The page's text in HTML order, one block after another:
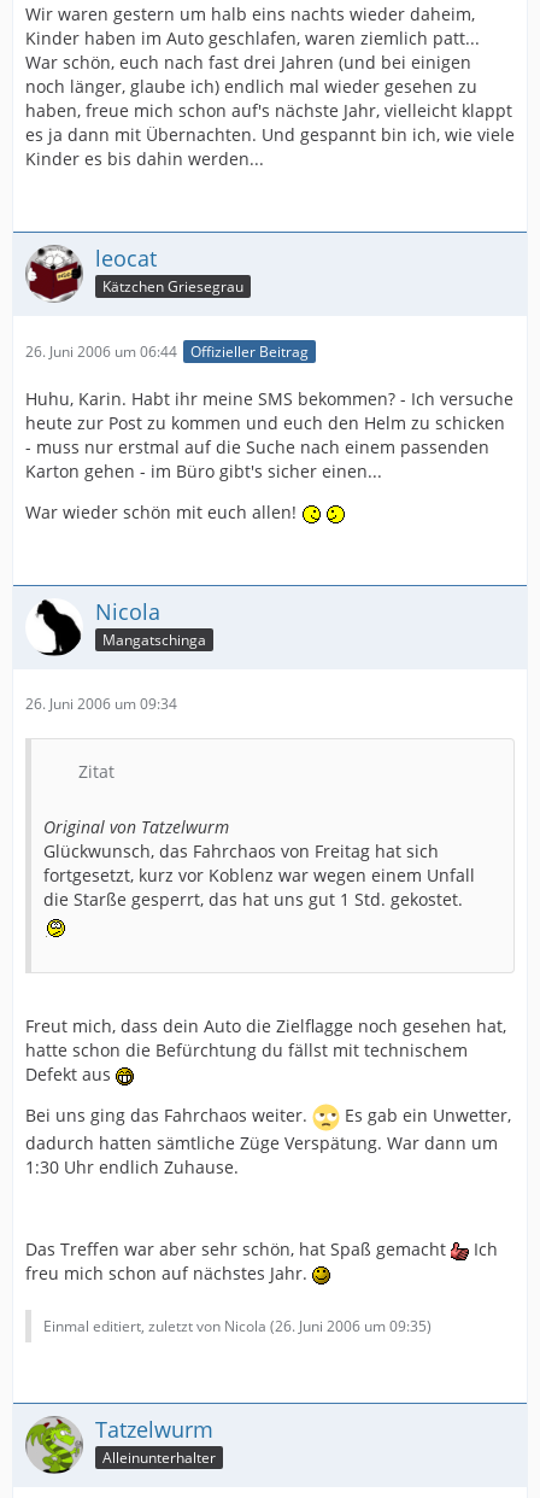
Wir waren gestern um halb eins nachts wieder daheim,
Kinder haben im Auto geschlafen, waren ziemlich patt...
War schön, euch nach fast drei Jahren (und bei einigen
noch länger, glaube ich) endlich mal wieder gesehen zu
haben, freue mich schon auf's nächste Jahr, vielleicht klappt
es ja dann mit Übernachten. Und gespannt bin ich, wie viele
Kinder es bis dahin werden...
leocat
Kätzchen Griesegrau
26. Juni 2006 um 06:44 Offizieller Beitrag
Huhu, Karin. Habt ihr meine SMS bekommen? - Ich versuche
heute zur Post zu kommen und euch den Helm zu schicken
- muss nur erstmal auf die Suche nach einem passenden
Karton gehen - im Büro gibt's sicher einen...
War wieder schön mit euch allen!
Nicola
Mangatschinga
26. Juni 2006 um 09:34
Zitat
Original von Tatzelwurm
Glückwunsch, das Fahrchaos von Freitag hat sich
fortgesetzt, kurz vor Koblenz war wegen einem Unfall
die Starße gesperrt, das hat uns gut 1 Std. gekostet.
Freut mich, dass dein Auto die Zielflagge noch gesehen hat,
hatte schon die Befürchtung du fällst mit technischem
Defekt aus
Bei uns ging das Fahrchaos weiter.
Es gab ein Unwetter,
dadurch hatten sämtliche Züge Verspätung. War dann um
1:30 Uhr endlich Zuhause.
Das Treffen war aber sehr schön, hat Spaß gemacht
Ich
freu mich schon auf nächstes Jahr.
Einmal editiert, zuletzt von Nicola (26. Juni 2006 um 09:35)
Tatzelwurm
Alleinunterhalter